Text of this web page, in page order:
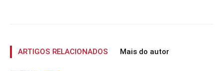
ARTIGOS RELACIONADOS Mais do autor